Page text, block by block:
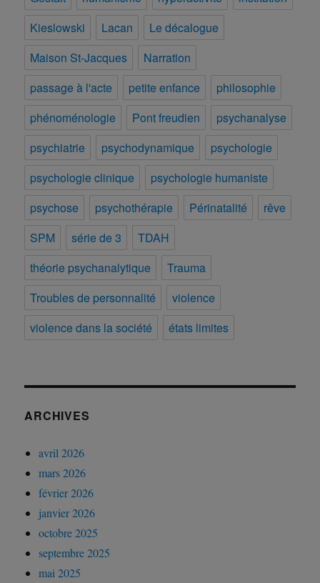
Kieslowski
Lacan
Le décalogue
Maison St-Jacques
Narration
passage à l'acte
petite enfance
philosophie
phénoménologie
Pont freudien
psychanalyse
psychiatrie
psychodynamique
psychologie
psychologie clinique
psychologie humaniste
psychose
psychothérapie Périnatalité
rêve
SPM
série de 3
TDAH
théorie psychanalytique
Trauma
Troubles de personnalité
violence
violence dans la société
états limites
ARCHIVES
avril 2026
mars 2026
février 2026
janvier 2026
octobre 2025
septembre 2025
mai 2025